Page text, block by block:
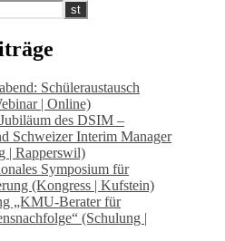
Schüleraustausch
| Online)
des DSIM –
Schweizer Interim Manager
| Rapperswil)
Symposium für
(Kongress | Kufstein)
„KMU-Berater für
(Schulung |